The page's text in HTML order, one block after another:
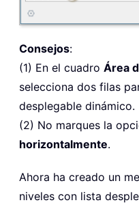
Consejos:
(1) En el cuadro Área
selecciona dos filas
desplegable dinámico.
(2) No marques la
horizontalmente.
Ahora ha creado un
niveles con lista